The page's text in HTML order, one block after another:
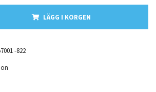
LÄGG I KORGEN
-822